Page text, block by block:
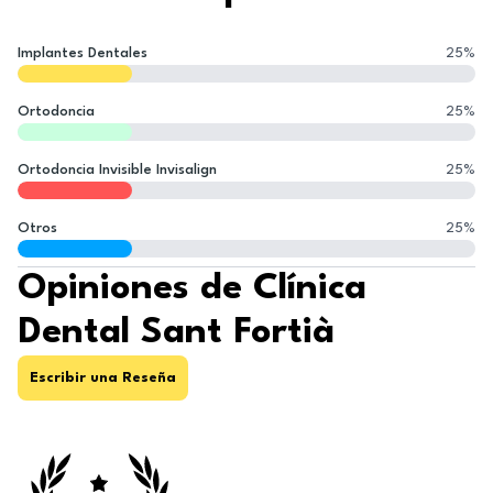
Implantes Dentales 25%
Ortodoncia 25%
Ortodoncia Invisible Invisalign 25%
Otros 25%
Opiniones de Clínica
Dental Sant Fortià
Escribir una Reseña